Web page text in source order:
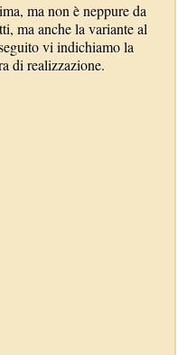
ma non è neppure da
ma anche la variante al
vi indichiamo la
di realizzazione.